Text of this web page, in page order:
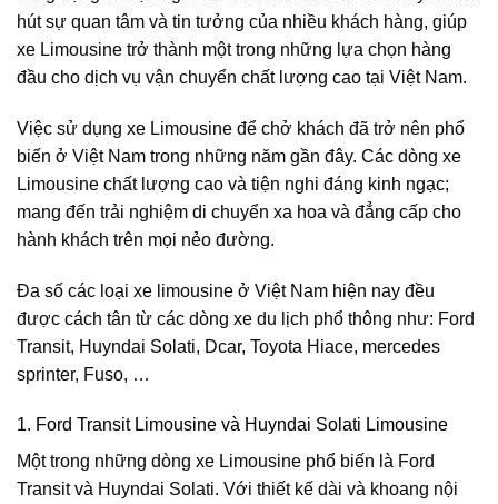
hút sự quan tâm và tin tưởng của nhiều khách hàng, giúp
xe Limousine trở thành một trong những lựa chọn hàng
đầu cho dịch vụ vận chuyển chất lượng cao tại Việt Nam.
Việc sử dụng xe Limousine để chở khách đã trở nên phổ
biến ở Việt Nam trong những năm gần đây. Các dòng xe
Limousine chất lượng cao và tiện nghi đáng kinh ngạc;
mang đến trải nghiệm di chuyển xa hoa và đẳng cấp cho
hành khách trên mọi nẻo đường.
Đa số các loại xe limousine ở Việt Nam hiện nay đều
được cách tân từ các dòng xe du lịch phổ thông như: Ford
Transit, Huyndai Solati, Dcar, Toyota Hiace, mercedes
sprinter, Fuso, …
1. Ford Transit Limousine và Huyndai Solati Limousine
Một trong những dòng xe Limousine phổ biến là Ford
Transit và Huyndai Solati. Với thiết kế dài và khoang nội